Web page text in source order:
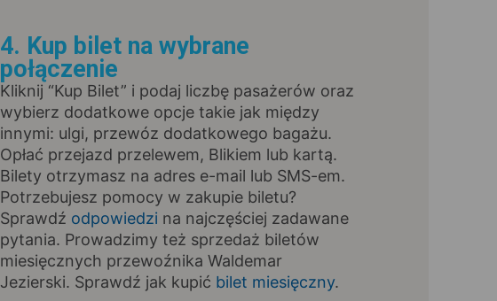
4. Kup bilet na wybrane
połączenie
Kliknij “Kup Bilet” i podaj liczbę pasażerów oraz
wybierz dodatkowe opcje takie jak między
innymi: ulgi, przewóz dodatkowego bagażu.
Opłać przejazd przelewem, Blikiem lub kartą.
Bilety otrzymasz na adres e-mail lub SMS-em.
Potrzebujesz pomocy w zakupie biletu?
Sprawdź odpowiedzi na najczęściej zadawane
pytania. Prowadzimy też sprzedaż biletów
miesięcznych przewoźnika Waldemar
Jezierski. Sprawdź jak kupić bilet miesięczny.